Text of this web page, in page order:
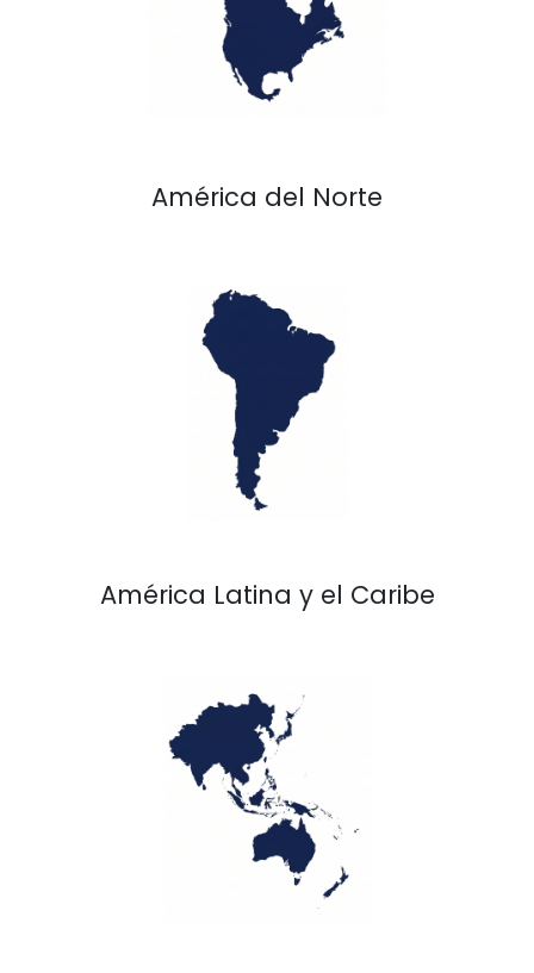
América del Norte
América Latina y el Caribe